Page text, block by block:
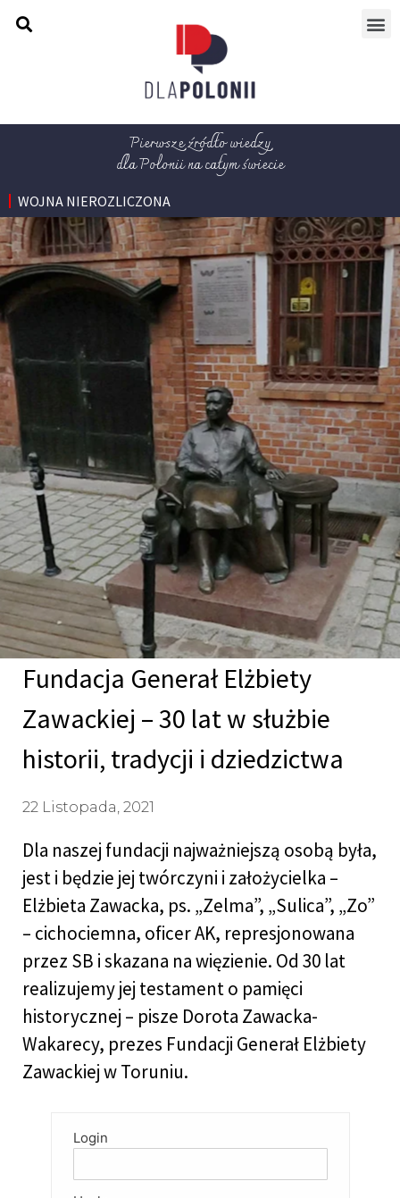
Pierwsze źródło wiedzy
dla Polonii na całym świecie
WOJNA NIEROZLICZONA
Fundacja Generał Elżbiety
Zawackiej – 30 lat w służbie
historii, tradycji i dziedzictwa
22 Listopada, 2021
Dla naszej fundacji najważniejszą osobą była,
jest i będzie jej twórczyni i założycielka –
Elżbieta Zawacka, ps. „Zelma”, „Sulica”, „Zo”
– cichociemna, oficer AK, represjonowana
przez SB i skazana na więzienie. Od 30 lat
realizujemy jej testament o pamięci
historycznej – pisze Dorota Zawacka-
Wakarecy, prezes Fundacji Generał Elżbiety
Zawackiej w Toruniu.
Login